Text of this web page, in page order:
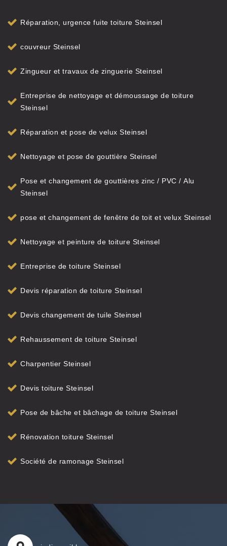
Réparation, urgence fuite toiture Steinsel
couvreur Steinsel
Zingueur et travaux de zinguerie Steinsel
Entreprise de nettoyage et démoussage de toiture
Steinsel
Réparation et pose de velux Steinsel
Nettoyage et pose de gouttière Steinsel
Pose et changement de gouttières zinc / PVC / Alu
Steinsel
pose et changement de fenêtre de toit et velux Steinsel
Nettoyage et peinture de toiture Steinsel
Entreprise de toiture Steinsel
Devis réparation de toiture Steinsel
Devis changement de tuile Steinsel
Rehaussement de toiture Steinsel
Charpentier Steinsel
Devis toiture Steinsel
Pose de bâche et bâchage de toiture Steinsel
Rénovation toiture Steinsel
Société de ramonage Steinsel